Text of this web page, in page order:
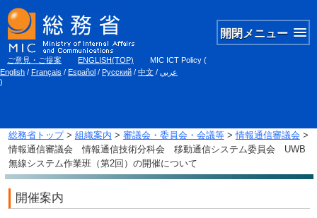
開閉メニュー
ご意見・ご提案 ENGLISH(TOP) MIC ICT Policy (
English / Français / Español / Русский / 中文 / عربي
)
総務省トップ> 組織案内 > 審議会・委員会・会議等>情報通信審議会 >
情報通信審議会 情報通信技術分科会 移動通信システム委員会 UWB
無線システム作業班（第2回）の開催について
開催案内